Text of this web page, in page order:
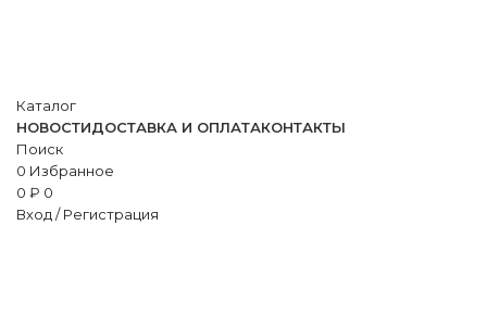
Каталог
НОВОСТИДОСТАВКА И ОПЛАТАКОНТАКТЫ
Поиск
0 Избранное
0 ₽ 0
Вход / Регистрация